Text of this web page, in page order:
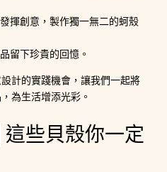
揮創意，製作獨一無二的蚵殼
留下珍貴的回憶。
計的實踐機會，讓我們一起將
為生活增添光彩。
些貝殼你一定